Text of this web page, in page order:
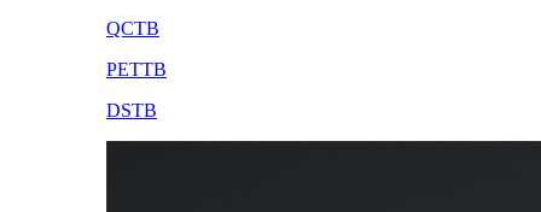
QCTB
PETTB
DSTB